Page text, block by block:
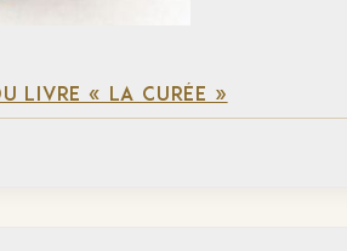
LIVRE « LA CURÉE »